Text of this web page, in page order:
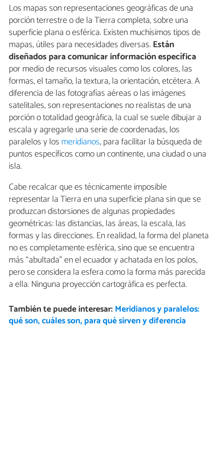
Los mapas son representaciones geográficas de una
porción terrestre o de la Tierra completa, sobre una
superficie plana o esférica. Existen muchísimos tipos de
mapas, útiles para necesidades diversas. Están
diseñados para comunicar información específica
por medio de recursos visuales como los colores, las
formas, el tamaño, la textura, la orientación, etcétera. A
diferencia de las fotografías aéreas o las imágenes
satelitales, son representaciones no realistas de una
porción o totalidad geográfica, la cual se suele dibujar a
escala y agregarle una serie de coordenadas, los
paralelos y los meridianos, para facilitar la búsqueda de
puntos específicos como un continente, una ciudad o una
isla.
Cabe recalcar que es técnicamente imposible
representar la Tierra en una superficie plana sin que se
produzcan distorsiones de algunas propiedades
geométricas: las distancias, las áreas, la escala, las
formas y las direcciones. En realidad, la forma del planeta
no es completamente esférica, sino que se encuentra
más “abultada” en el ecuador y achatada en los polos,
pero se considera la esfera como la forma más parecida
a ella. Ninguna proyección cartográfica es perfecta.
También te puede interesar: Meridianos y paralelos:
qué son, cuáles son, para qué sirven y diferencia